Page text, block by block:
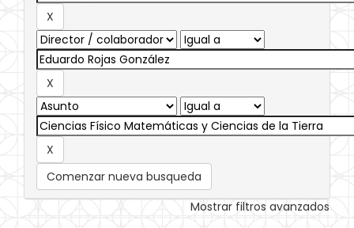
Comenzar nueva busqueda
Mostrar filtros avanzados